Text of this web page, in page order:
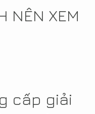
NÊN XEM
cấp giải